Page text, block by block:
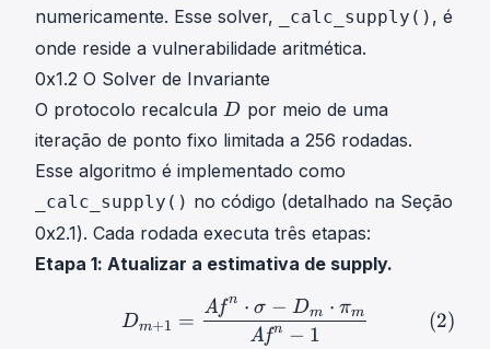
i
\
p
i
D
^
n
\
p
r
w
_
\
c
d
o
n
A
f
}
s
f
i
t
A
}
{
\
n
numericamente. Esse solver,
_calc_supply() , é
onde reside a vulnerabilidade aritmética.
0x1.2 O Solver de Invariante
O protocolo recalcula D
D
D por meio de uma
iteração de ponto fixo limitada a 256 rodadas.
Esse algoritmo é implementado como
_calc_supply() no código (detalhado na Seção
0x2.1). Cada rodada executa três etapas:
Etapa 1: Atualizar a estimativa de supply.
Dm+1= A fn⋅ πm
Dm+1 =
Af n − 1
Af n ⋅ σ − Dm ⋅ πm (2)